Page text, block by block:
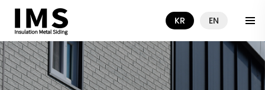
KR EN